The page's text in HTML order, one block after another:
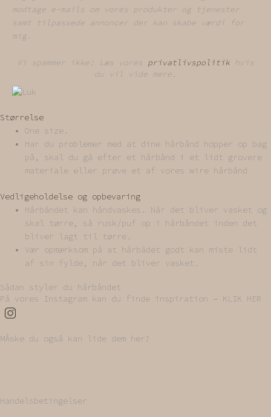
modtage e-mails om vores produkter og tjenester
samt tilpassede annoncer der kan skabe værdi for
mig.
Vi spammer ikke! Læs vores privatlivspolitik hvis
du vil vide mere.
Størrelse
One size.
Har du problemer med at dine hårbånd hopper op bag
på, skal du gå efter et hårbånd i et lidt grovere
materiale eller prøve et af vores wire hårbånd
Vedligeholdelse og opbevaring
Hårbåndet kan håndvaskes. Når det bliver vasket og
skal tørre, så rusk/puf op i hårbåndet inden det
bliver lagt til tørre.
Vær opmærksom på at hårbådet godt kan miste lidt
af sin fylde, når det bliver vasket.
Sådan styler du hårbåndet
På vores Instagram kan du finde inspiration – KLIK HER
MÅske du også kan lide dem her?
Handelsbetingelser